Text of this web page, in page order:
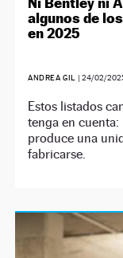
algunos de
en 2025
ANDREA GIL |24/02/
Estos listados
tenga en cuenta:
produce una
fabricarse.